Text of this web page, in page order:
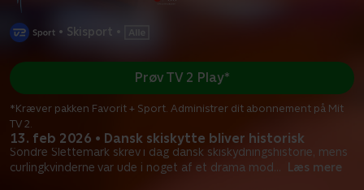
• Skisport •
13. feb 2026 • Dansk skiskytte bliver historisk
Sondre Slettemark skrev i dag dansk skiskydningshistorie, mens
curlingkvinderne var ude i noget af et drama mod... Læs mere
Prøv TV 2 Play*
*Kræver pakken Favorit + Sport. Administrer dit abonnement på Mit
TV 2.